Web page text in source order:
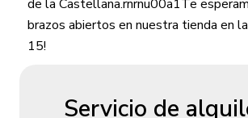
de la Castellana.rnrnu00a1Te
brazos abiertos en nuestra tienda en
15!
Servicio de